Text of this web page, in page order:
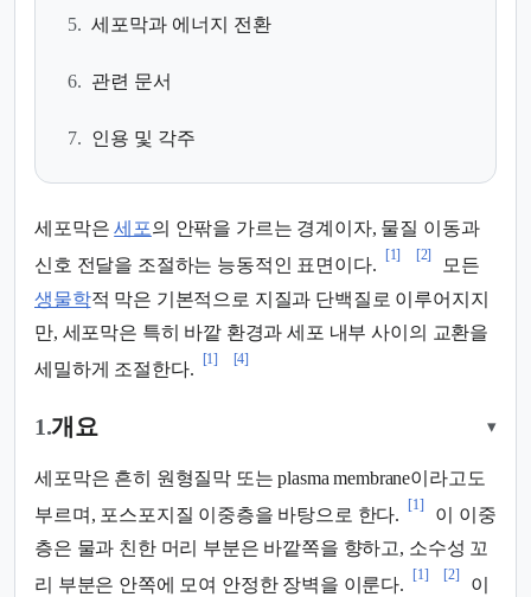
5. 세포막과 에너지 전환
6. 관련 문서
7. 인용 및 각주
세포막은세포의 안팎을 가르는 경계이자, 물질 이동과
신호 전달을 조절하는 능동적인 표면이다.
[1] [2]
모든
생물학적 막은 기본적으로 지질과 단백질로 이루어지지
만, 세포막은 특히 바깥 환경과 세포 내부 사이의 교환을
세밀하게 조절한다.
[1] [4]
1.개요 ▾
세포막은 흔히 원형질막 또는 plasma membrane이라고도
부르며, 포스포지질 이중층을 바탕으로 한다.
[1]
이 이중
층은 물과 친한 머리 부분은 바깥쪽을 향하고, 소수성 꼬
리 부분은 안쪽에 모여 안정한 장벽을 이룬다.
[1] [2]
이